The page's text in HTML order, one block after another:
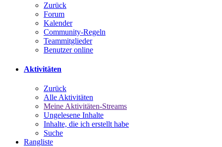
Zurück
Forum
Kalender
Community-Regeln
Teammitglieder
Benutzer online
Aktivitäten
Zurück
Alle Aktivitäten
Meine Aktivitäten-Streams
Ungelesene Inhalte
Inhalte, die ich erstellt habe
Suche
Rangliste